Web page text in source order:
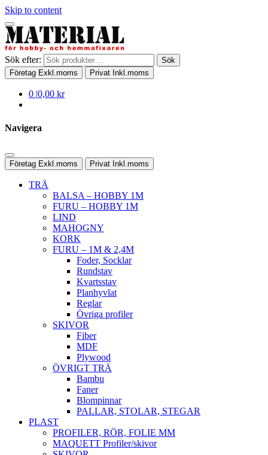
Skip to content
Sök efter:
Sök
Företag Exkl.moms Privat Inkl.moms
0 |0,00 kr
Navigera
Företag Exkl.moms Privat Inkl.moms
TRÄ
BALSA – HOBBY 1M
FURU – HOBBY 1M
LIND
MAHOGNY
KORK
FURU – 1M & 2,4M
Foder, Socklar
Rundstav
Kvartsstav
Planhyvlat
Reglar
Övriga profiler
SKIVOR
Fiber
MDF
Plywood
ÖVRIGT TRÄ
Bambu
Faner
Blompinnar
PALLAR, STOLAR, STEGAR
PLAST
PROFILER, RÖR, FOLIE MM
MAQUETT Profiler/skivor